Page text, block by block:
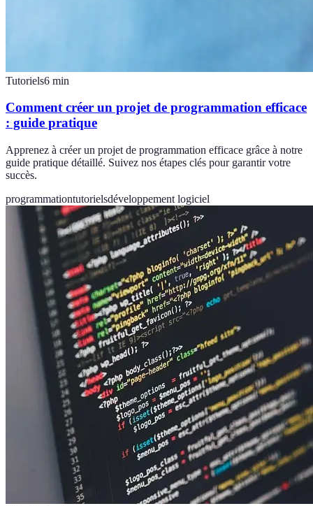
Tutoriels6 min
Comment créer un projet de programmation efficace
: guide pratique
Apprenez à créer un projet de programmation efficace grâce à notre
guide pratique détaillé. Suivez nos étapes clés pour garantir votre
succès.
programmationtutorielsdéveloppement logiciel